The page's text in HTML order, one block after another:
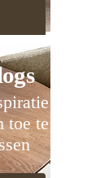
toe te